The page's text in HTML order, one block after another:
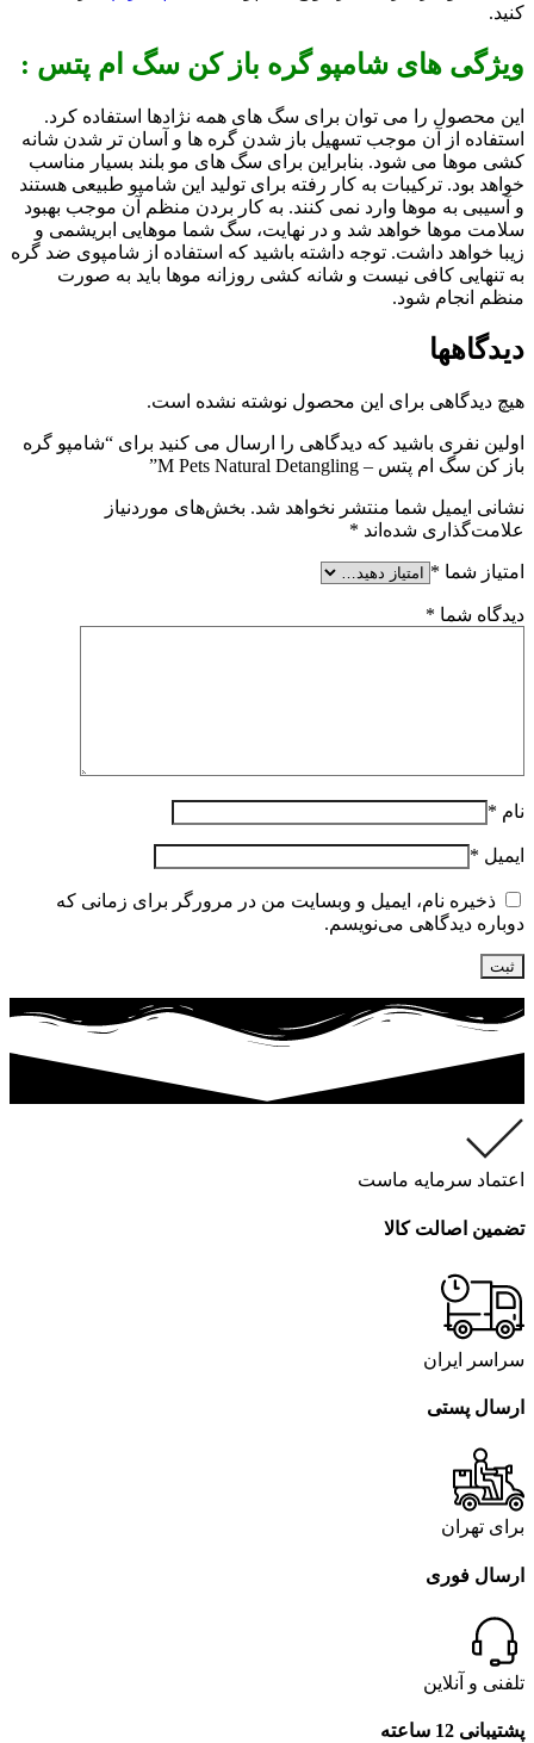
کنید.
ویژگی های شامپو گره باز کن سگ ام پتس :
این محصول را می توان برای سگ های همه نژادها استفاده کرد.
استفاده از آن موجب تسهیل باز شدن گره ها و آسان تر شدن شانه
کشی موها می شود. بنابراین برای سگ های مو بلند بسیار مناسب
خواهد بود. ترکیبات به کار رفته برای تولید این شامپو طبیعی هستند
و آسیبی به موها وارد نمی کنند. به کار بردن منظم آن موجب بهبود
سلامت موها خواهد شد و در نهایت، سگ شما موهایی ابریشمی و
زیبا خواهد داشت. توجه داشته باشید که استفاده از شامپوی ضد گره
به تنهایی کافی نیست و شانه کشی روزانه موها باید به صورت
منظم انجام شود.
دیدگاهها
هیچ دیدگاهی برای این محصول نوشته نشده است.
اولین نفری باشید که دیدگاهی را ارسال می کنید برای “شامپو گره
باز کن سگ ام پتس – M Pets Natural Detangling”
نشانی ایمیل شما منتشر نخواهد شد. بخش‌های موردنیاز
علامت‌گذاری شده‌اند *
امتیاز شما *
دیدگاه شما *
نام *
ایمیل *
ذخیره نام، ایمیل و وبسایت من در مرورگر برای زمانی که
دوباره دیدگاهی می‌نویسم.
اعتماد سرمایه ماست
تضمین اصالت کالا
سراسر ایران
ارسال پستی
برای تهران
ارسال فوری
تلفنی و آنلاین
پشتیبانی 12 ساعته